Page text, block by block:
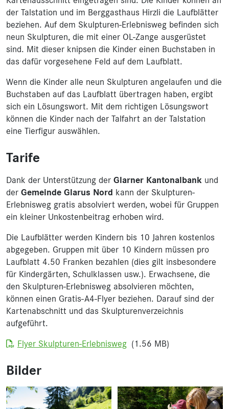
der Talstation und im Berggasthaus Hirzli die Laufblätter
beziehen. Auf dem Skulpturen-Erlebnisweg befinden sich
neun Skulpturen, die mit einer OL-Zange ausgerüstet
sind. Mit dieser knipsen die Kinder einen Buchstaben in
das dafür vorgesehene Feld auf dem Laufblatt.
Wenn die Kinder alle neun Skulpturen angelaufen und die
Buchstaben auf das Laufblatt übertragen haben, ergibt
sich ein Lösungswort. Mit dem richtigen Lösungswort
können die Kinder nach der Talfahrt an der Talstation
eine Tierfigur auswählen.
Tarife
Dank der Unterstützung der Glarner Kantonalbank und
der Gemeinde Glarus Nord kann der Skulpturen-
Erlebnisweg gratis absolviert werden, wobei für Gruppen
ein kleiner Unkostenbeitrag erhoben wird.
Die Laufblätter werden Kindern bis 10 Jahren kostenlos
abgegeben. Gruppen mit über 10 Kindern müssen pro
Laufblatt 4.50 Franken bezahlen (dies gilt insbesondere
für Kindergärten, Schulklassen usw.). Erwachsene, die
den Skulpturen-Erlebnisweg absolvieren möchten,
können einen Gratis-A4-Flyer beziehen. Darauf sind der
Kartenabschnitt und das Skulpturenverzeichnis
aufgeführt.
Dokument
Flyer Skulpturen-Erlebnisweg (1.56 MB)
Bilder